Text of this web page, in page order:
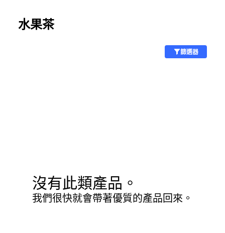
水果茶
篩選器
沒有此類產品。
我們很快就會帶著優質的產品回來。